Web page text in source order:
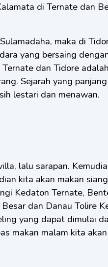
di Ternate dan
maka di
yang bersaing
dan Tidore
Sejarah yang
lestari dan menawan.
lalu sarapan.
kita akan makan
Kedaton Ternate,
dan Danau Tolire
yang dapat dimulai
makan malam kita